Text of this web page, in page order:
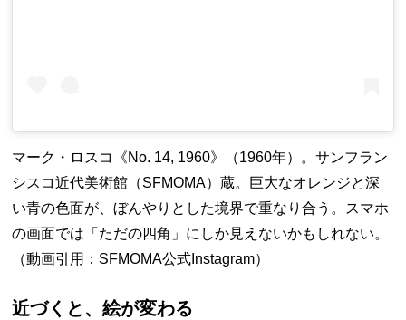
マーク・ロスコ《No. 14, 1960》（1960年）。サンフラン
シスコ近代美術館（SFMOMA）蔵。巨大なオレンジと深
い青の色面が、ぼんやりとした境界で重なり合う。スマホ
の画面では「ただの四角」にしか見えないかもしれない。
（動画引用：SFMOMA公式Instagram）
近づくと、絵が変わる